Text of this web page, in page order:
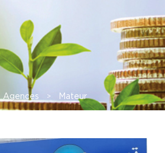
Agences > Mateur